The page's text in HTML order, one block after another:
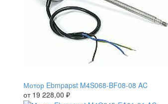
Мотор Ebmpapst M4S068-BF08-08 AC
от 19 228,00 ₽